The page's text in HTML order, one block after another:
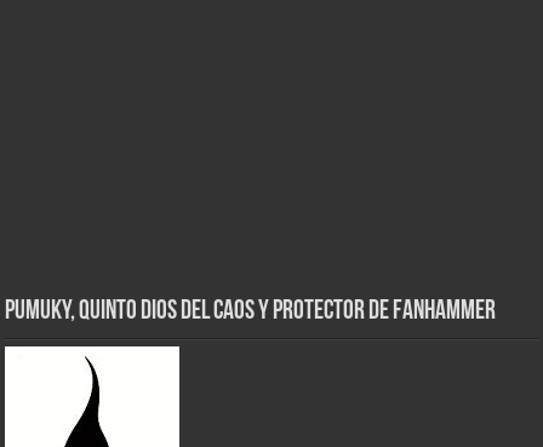
Pumuky, Quinto Dios del Caos y Protector de FanHammer